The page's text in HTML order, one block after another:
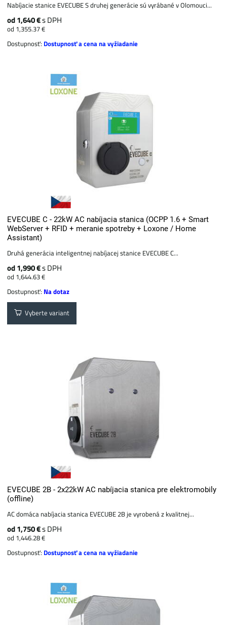
Nabíjacie stanice EVECUBE S druhej generácie sú vyrábané v Olomouci...
od 1,640 €s DPH
od 1,355.37 €
Dostupnosť: Dostupnosť a cena na vyžiadanie
EVECUBE C - 22kW AC nabíjacia stanica (OCPP 1.6 + Smart
WebServer + RFID + meranie spotreby + Loxone / Home
Assistant)
Druhá generácia inteligentnej nabíjacej stanice EVECUBE C...
od 1,990 €s DPH
od 1,644.63 €
Dostupnosť: Na dotaz
Vyberte variant
EVECUBE 2B - 2x22kW AC nabíjacia stanica pre elektromobily
(offline)
AC domáca nabíjacia stanica EVECUBE 2B je vyrobená z kvalitnej...
od 1,750 €s DPH
od 1,446.28 €
Dostupnosť: Dostupnosť a cena na vyžiadanie